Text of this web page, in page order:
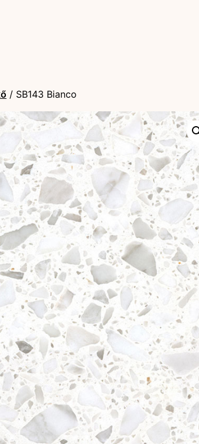
/ SB143 Bianco